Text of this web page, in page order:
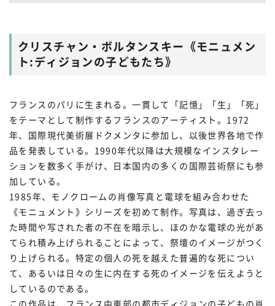
クリスチャン・ボルタンスキー《モニュメン
ト:ディジョンの子どもたち》
フランスのパリに生まれる。一貫して「記憶」「生」「死」
をテーマとして制作するフランスのアーティスト。1972
年、国際現代美術展ドクメンタに参加し、以後世界各地で作
品を発表している。1990年代以降は大規模なインスタレー
ションを数多く手がけ、日本国内の多くの国際芸術祭にも参
加している。
1985年、モノクロームの肖像写真と電球を組み合わせた
《モニュメント》シリーズを初めて制作。写真は、過ぎ去っ
た時間や写された者の不在を暗示し、ほのかな電球の光があ
てられ積み上げられることによって、祭壇のイメージがつく
り上げられる。特定の個人の死を越えた普遍的な死につい
て、あるいは日々の生に内在する死のイメージを伝えようと
しているのである。
この作品は、フランス中東部の都市ディジョンの子どもの肖